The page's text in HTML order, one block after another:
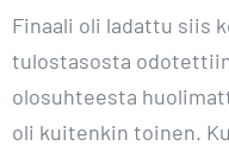
Finaali oli ladattu siis
tulostasosta
olosuhteesta
oli kuitenkin toinen.